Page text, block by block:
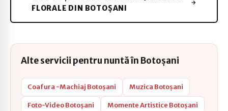
FLORALE DIN BOTOȘANI
Alte servicii pentru nuntă în Botoșani
Coafura -Machiaj Botoșani Muzica Botoșani
Foto-Video Botoșani Momente Artistice Botoșani